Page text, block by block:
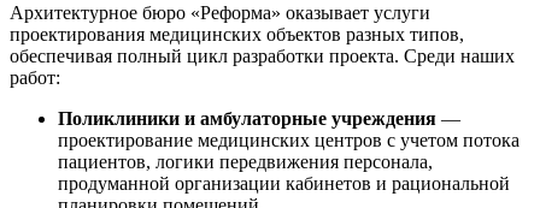
Архитектурное бюро «Реформа» оказывает услуги
проектирования медицинских объектов разных типов,
обеспечивая полный цикл разработки проекта. Среди наших
работ:
Поликлиники и амбулаторные учреждения —
проектирование медицинских центров с учетом потока
пациентов, логики передвижения персонала,
продуманной организации кабинетов и рациональной